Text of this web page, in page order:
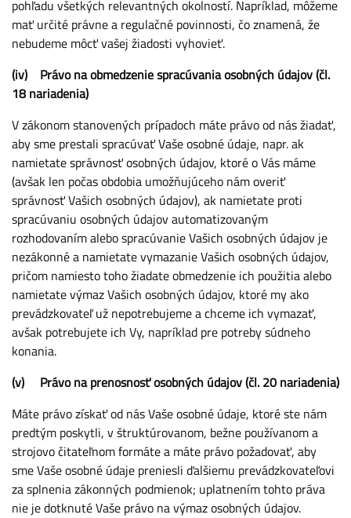
pohľadu všetkých relevantných okolností. Napríklad, môžeme
mať určité právne a regulačné povinnosti, čo znamená, že
nebudeme môcť vašej žiadosti vyhovieť.
(iv) Právo na obmedzenie spracúvania osobných údajov (čl.
18 nariadenia)
V zákonom stanovených prípadoch máte právo od nás žiadať,
aby sme prestali spracúvať Vaše osobné údaje, napr. ak
namietate správnosť osobných údajov, ktoré o Vás máme
(avšak len počas obdobia umožňujúceho nám overiť
správnosť Vašich osobných údajov), ak namietate proti
spracúvaniu osobných údajov automatizovaným
rozhodovaním alebo spracúvanie Vašich osobných údajov je
nezákonné a namietate vymazanie Vašich osobných údajov,
pričom namiesto toho žiadate obmedzenie ich použitia alebo
namietate výmaz Vašich osobných údajov, ktoré my ako
prevádzkovateľ už nepotrebujeme a chceme ich vymazať,
avšak potrebujete ich Vy, napríklad pre potreby súdneho
konania.
(v) Právo na prenosnosť osobných údajov (čl. 20 nariadenia)
Máte právo získať od nás Vaše osobné údaje, ktoré ste nám
predtým poskytli, v štruktúrovanom, bežne používanom a
strojovo čitateľnom formáte a máte právo požadovať, aby
sme Vaše osobné údaje preniesli ďalšiemu prevádzkovateľovi
za splnenia zákonných podmienok; uplatnením tohto práva
nie je dotknuté Vaše právo na výmaz osobných údajov.